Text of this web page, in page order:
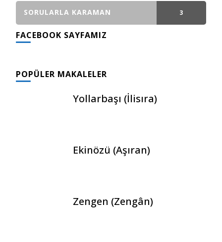
GÖNDERI(LER)
SORULARLA KARAMAN 3
FACEBOOK SAYFAMIZ
POPÜLER MAKALELER
Yollarbaşı (İlisıra)
Ekinözü (Aşıran)
Zengen (Zengân)